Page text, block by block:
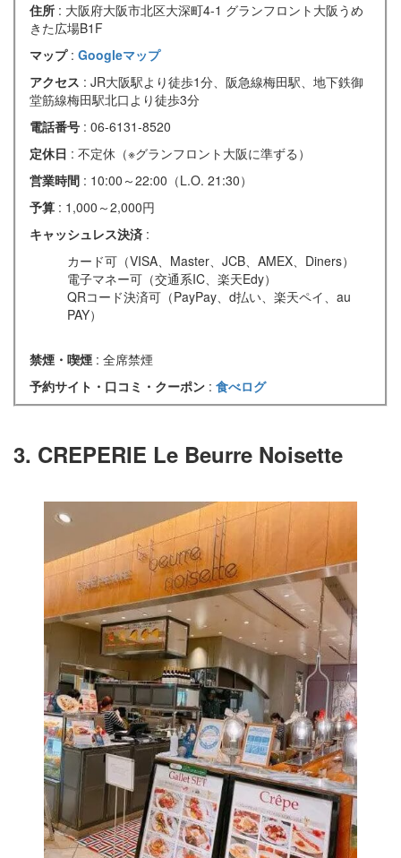
住所 : 大阪府大阪市北区大深町4-1 グランフロント大阪うめ
きた広場B1F
マップ : Googleマップ
アクセス : JR大阪駅より徒歩1分、阪急線梅田駅、地下鉄御
堂筋線梅田駅北口より徒歩3分
電話番号 : 06-6131-8520
定休日 : 不定休（※グランフロント大阪に準ずる）
営業時間 : 10:00～22:00（L.O. 21:30）
予算 : 1,000～2,000円
キャッシュレス決済 :
カード可（VISA、Master、JCB、AMEX、Diners）
電子マネー可（交通系IC、楽天Edy）
QRコード決済可（PayPay、d払い、楽天ペイ、au
PAY）
禁煙・喫煙 : 全席禁煙
予約サイト・口コミ・クーポン : 食べログ
3. CREPERIE Le Beurre Noisette